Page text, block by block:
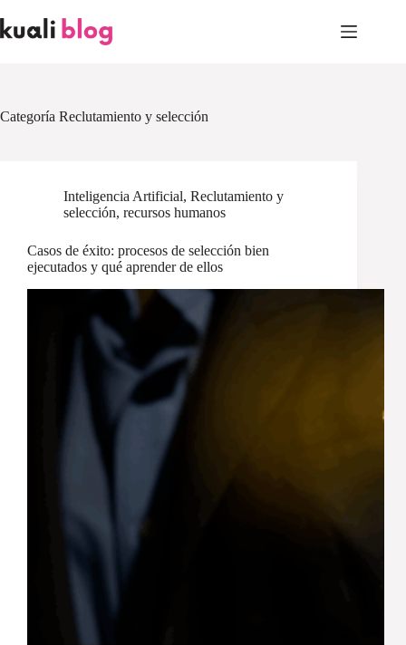
to
content
Categoría Reclutamiento y selección
Inteligencia Artificial, Reclutamiento y
selección, recursos humanos
Casos de éxito: procesos de selección bien
ejecutados y qué aprender de ellos